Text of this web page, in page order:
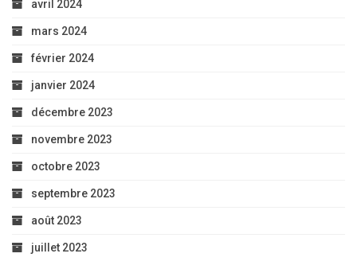
avril 2024
mars 2024
février 2024
janvier 2024
décembre 2023
novembre 2023
octobre 2023
septembre 2023
août 2023
juillet 2023